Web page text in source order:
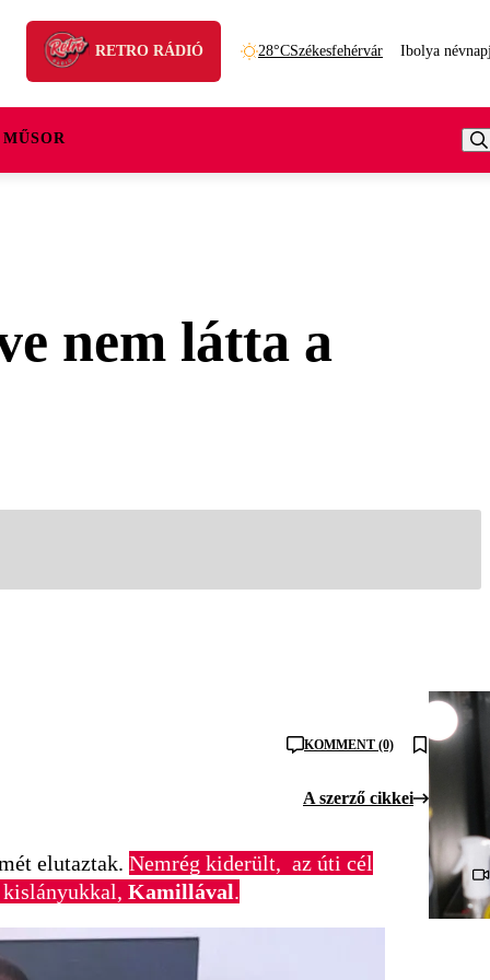
RETRO RÁDIÓ 28°CSzékesfehérvár Ibolya
nem látta a
KOMMENT (0)
A szerző cikkei
elutaztak. Nemrég kiderült, az úti cél
kislányukkal, Kamillával.